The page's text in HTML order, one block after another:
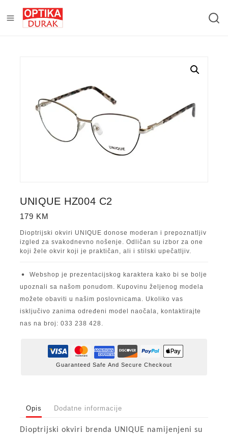
UNIQUE HZ004 C2
179 KM
Dioptrijski okviri UNIQUE donose moderan i prepoznatljiv
izgled za svakodnevno nošenje. Odličan su izbor za one
koji žele okvir koji je praktičan, ali i stilski upečatljiv.
Webshop je prezentacijskog karaktera kako bi se bolje
upoznali sa našom ponudom. Kupovinu željenog modela
možete obaviti u našim poslovnicama. Ukoliko vas
isključivo zanima određeni model naočala, kontaktirajte
nas na broj: 033 238 428.
Guaranteed Safe And Secure Checkout
Opis Dodatne informacije
Dioptrijski okviri brenda UNIQUE namijenjeni su